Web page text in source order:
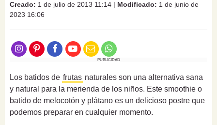
Creado: 1 de julio de 2013 11:14 | Modificado: 1 de junio de
2023 16:06
PUBLICIDAD
Los batidos de frutas naturales son una alternativa sana
y natural para la merienda de los niños. Este smoothie o
batido de melocotón y plátano es un delicioso postre que
podemos preparar en cualquier momento.